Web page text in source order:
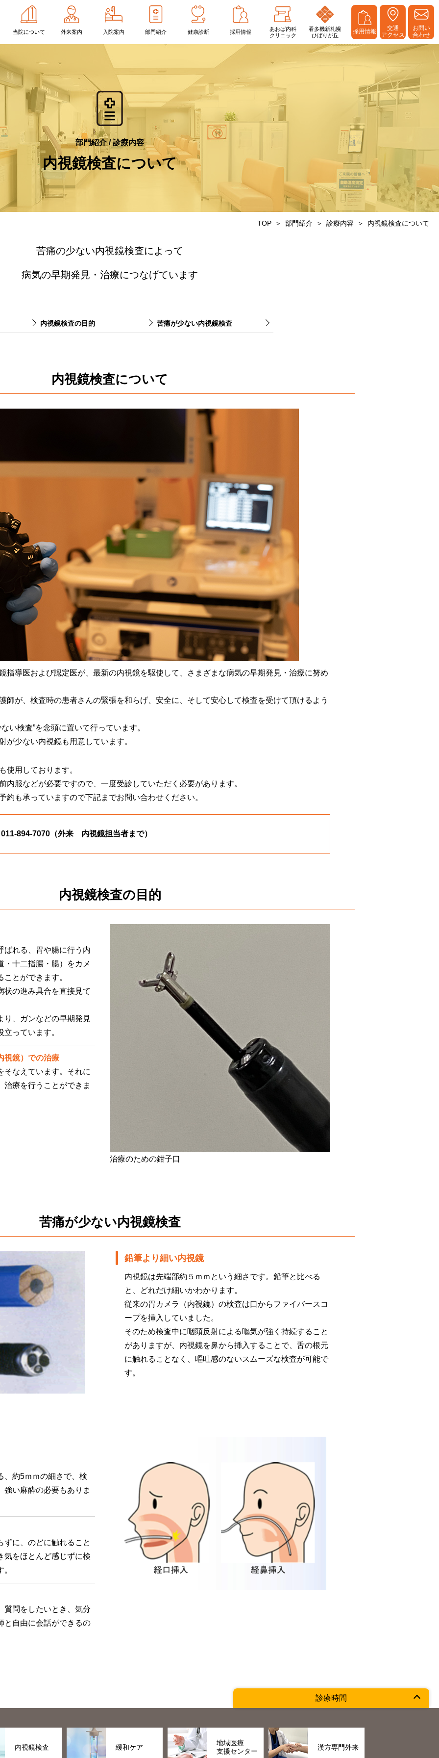
当院について
概要
外来案内 入院案内 部門紹介
療支援センター
内視鏡検査について
摂食・嚥下障害について
整形外科について
緩和ケアについて
漢方専門外来について
在宅診療
訪問診療
在宅支援について
健康診断
ック・一般健診・その
特定健診・特定保健指導
採用情報
あおば内科
クリニック
挨拶
看多機新札幌
ひばりが丘
採用情報
交通
アクセス
お問い
合わせ
部門紹介 / 診療内容
内視鏡検査について
TOP 部門紹介 診療内容 内視鏡検査について
苦痛の少ない内視鏡検査によって
病気の早期発見・治療につなげています
内視鏡検査の目的 苦痛が少ない内視鏡検査
内視鏡検査について
指導医および認定医が、最新の内視鏡を駆使して、さまざまな病気の早期発見・治療に努め
師が、検査時の患者さんの緊張を和らげ、安全に、そして安心して検査を受けて頂けるよう
い検査”を念頭に置いて行っています。
が少ない内視鏡も用意しています。
使用しております。
内服などが必要ですので、一度受診していただく必要があります。
約も承っていますので下記までお問い合わせください。
894-7070（外来 内視鏡担当者まで）
内視鏡検査の目的
ばれる、胃や腸に行う内
・十二指腸・腸）をカメ
とができます。
状の進み具合を直接見て
り、ガンなどの早期発見
っています。
視鏡）での治療
そなえています。それに
治療を行うことができま
治療のための鉗子口
苦痛が少ない内視鏡検査
鉛筆より細い内視鏡
内視鏡は先端部約５ｍｍという細さです。鉛筆と比べる
と、どれだけ細いかわかります。
従来の胃カメラ（内視鏡）の検査は口からファイバースコ
ープを挿入していました。
そのため検査中に咽頭反射による嘔気が強く持続すること
がありますが、内視鏡を鼻から挿入することで、舌の根元
に触れることなく、嘔吐感のないスムーズな検査が可能で
す。
、約5ｍｍの細さで、検
強い麻酔の必要もありま
ずに、のどに触れること
気をほとんど感じずに検
質問をしたいとき、気分
と自由に会話ができるの
内視鏡検査 緩和ケア
地域医療
支援センター
漢方専門外来
診療時間